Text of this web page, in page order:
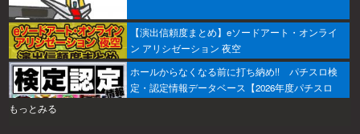
【演出信頼度まとめ】eソードアート・オンライ
ン アリシゼーション 夜空
ホールからなくなる前に打ち納め!! パチスロ検
定・認定情報データベース【2026年度パチスロ
もっとみる